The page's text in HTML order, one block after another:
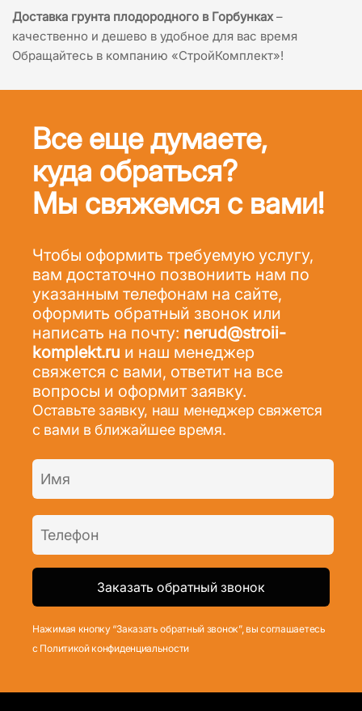
Доставка грунта плодородного в Горбунках–
качественно и дешево в удобное для вас время
Обращайтесь в компанию «СтройКомплект»!
Все еще думаете,
куда обраться?
Мы свяжемся с вами!
Чтобы оформить требуемую услугу,
вам достаточно позвониить нам по
указанным телефонам на сайте,
оформить обратный звонок или
написать на почту: nerud@stroii-
komplekt.ru и наш менеджер
свяжется с вами, ответит на все
вопросы и оформит заявку.
Оставьте заявку, наш менеджер свяжется
с вами в ближайшее время.
Нажимая кнопку “Заказать обратный звонок”, вы соглашаетесь
с Политикой конфиденциальности